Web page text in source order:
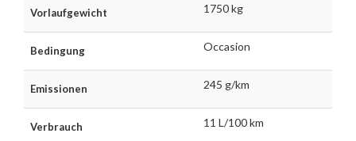
Vorlaufgewicht 1750 kg
Bedingung Occasion
Emissionen 245 g/km
Verbrauch 11 L/100 km